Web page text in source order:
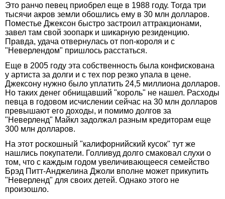
Это ранчо певец приобрел еще в 1988 году. Тогда три
тысячи акров земли обошлись ему в 30 млн долларов.
Поместье Джексон быстро застроил аттракционами,
завел там свой зоопарк и шикарную резиденцию.
Правда, удача отвернулась от поп-короля и с
"Неверлендом" пришлось расстаться.
Еще в 2005 году эта собственность была конфискована
у артиста за долги и с тех пор резко упала в цене.
Джексону нужно было уплатить 24,5 миллиона долларов.
Но таких денег обнищавший "король" не нашел. Расходы
певца в годовом исчислении сейчас на 30 млн долларов
превышают его доходы, и помимо долгов за
"Неверленд" Майкл задолжал разным кредиторам еще
300 млн долларов.
На этот роскошный "калифорнийский кусок" тут же
нашлись покупатели. Голливуд долго смаковал слухи о
том, что с каждым годом увеличивающееся семейство
Брэд Питт-Анджелина Джоли вполне может прикупить
"Неверленд" для своих детей. Однако этого не
произошло.